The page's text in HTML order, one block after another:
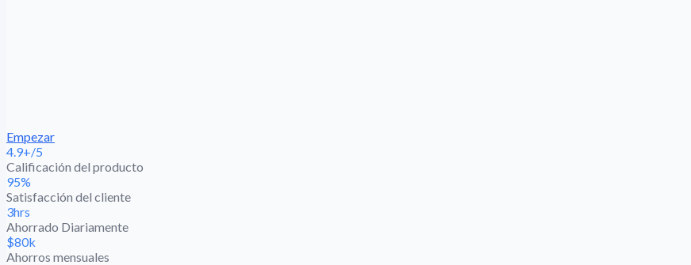
Empezar
4.9+/5
Calificación del producto
95%
Satisfacción del cliente
3hrs
Ahorrado Diariamente
$80k
Ahorros mensuales